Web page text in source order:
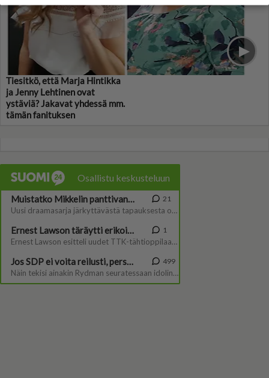
Tiesitkö, että Marja Hintikka
ja Jenny Lehtinen ovat
ystäviä? Jakavat yhdessä mm.
tämän fanituksen